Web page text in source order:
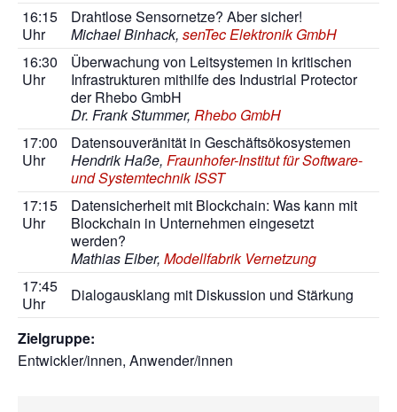
16:15
Uhr
Drahtlose Sensornetze? Aber sicher!
Michael Binhack, senTec Elektronik GmbH
16:30
Uhr
Überwachung von Leitsystemen in kritischen
Infrastrukturen mithilfe des Industrial Protector
der Rhebo GmbH
Dr. Frank Stummer, Rhebo GmbH
17:00
Uhr
Datensouveränität in Geschäftsökosystemen
Hendrik Haße, Fraunhofer-Institut für Software-
und Systemtechnik ISST
17:15
Uhr
Datensicherheit mit Blockchain: Was kann mit
Blockchain in Unternehmen eingesetzt
werden?
Mathias Eiber, Modellfabrik Vernetzung
17:45
Uhr
Dialogausklang mit Diskussion und Stärkung
Zielgruppe:
Entwickler/innen, Anwender/innen